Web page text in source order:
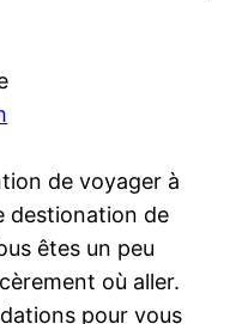
de voyager à
destionation de
êtes un peu
où aller.
pour vous